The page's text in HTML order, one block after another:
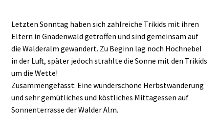
Letzten Sonntag haben sich zahlreiche Trikids mit ihren
Eltern in Gnadenwald getroffen und sind gemeinsam auf
die Walderalm gewandert. Zu Beginn lag noch Hochnebel
in der Luft, später jedoch strahlte die Sonne mit den Trikids
um die Wette!
Zusammengefasst: Eine wunderschöne Herbstwanderung
und sehr gemütliches und köstliches Mittagessen auf
Sonnenterrasse der Walder Alm.